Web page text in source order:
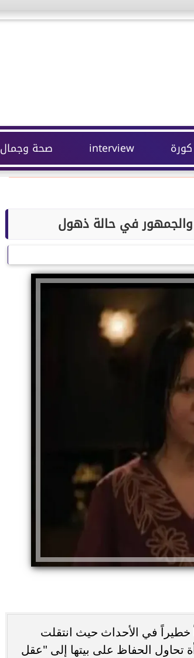
interview صحة وجمال
في حالة ذهول
في الأحداث حيث انتقلت
تحاول الحفاظ على بيتها إلى "عقل
سر اختيار عادل إمام في «الحريف» بدل أحمد
زكي.. تفاصيل من كواليس...